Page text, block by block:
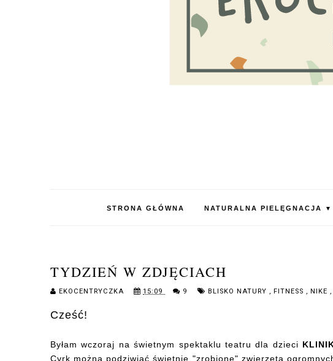
STRONA GŁÓWNA NATURALNA PIELĘGNACJA ▼
TYDZIEŃ W ZDJĘCIACH
EKOCENTRYCZKA 15:09 9 BLISKO NATURY , FITNESS , NIKE ,
Cześć!
Byłam wczoraj na świetnym spektaklu teatru dla dzieci
Cyrk można podziwiać świetnie "zrobione" zwierzęta